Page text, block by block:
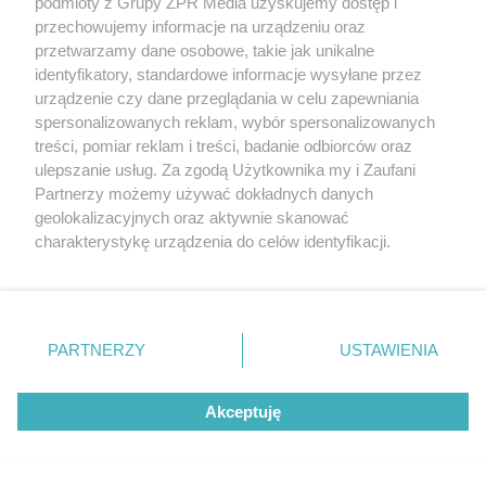
przechowujemy informacje na urządzeniu oraz
przetwarzamy dane osobowe, takie jak unikalne
identyfikatory, standardowe informacje wysyłane przez
urządzenie czy dane przeglądania w celu zapewniania
spersonalizowanych reklam, wybór spersonalizowanych
treści, pomiar reklam i treści, badanie odbiorców oraz
ulepszanie usług. Za zgodą Użytkownika my i Zaufani
Partnerzy możemy używać dokładnych danych
geolokalizacyjnych oraz aktywnie skanować
charakterystykę urządzenia do celów identyfikacji.
zmienić/wycofać klikając przycisk ustawień prywatności
znajdujący się w lewym dolnym rogu strony
rodzaje przetwarzania danych nie wymagają zgody
użytkownika, ale masz prawo sprzeciwić się takiemu
przetwarzaniu. Preferencje będą miały zastosowanie tylko
PARTNERZY USTAWIENIA
Akceptuję